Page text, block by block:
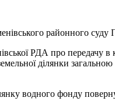
районного
РДА про передачу
ділянки
водного фонду